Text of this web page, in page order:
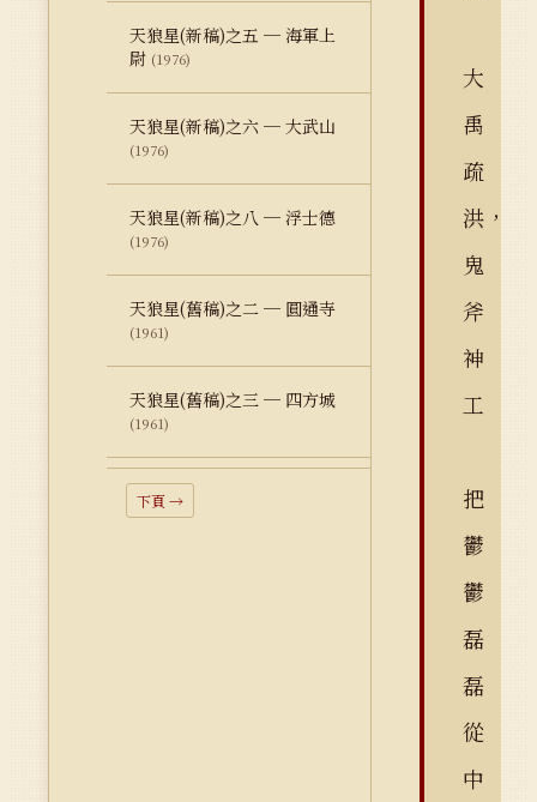
天狼星(新稿)之五 ─ 海軍上
尉 (1976)
天狼星(新稿)之六 ─ 大武山
(1976)
天狼星(新稿)之八 ─ 浮士德
(1976)
天狼星(舊稿)之二 ─ 圓通寺
(1961)
天狼星(舊稿)之三 ─ 四方城
(1961)
下頁 →
大
禹
疏
洪，
鬼
斧
神
工
把
鬱
鬱
磊
磊
從
中